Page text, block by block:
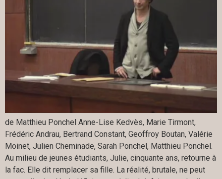
de Matthieu Ponchel Anne-Lise Kedvès, Marie Tirmont,
Frédéric Andrau, Bertrand Constant, Geoffroy Boutan, Valérie
Moinet, Julien Cheminade, Sarah Ponchel, Matthieu Ponchel.
Au milieu de jeunes étudiants, Julie, cinquante ans, retourne à
la fac. Elle dit remplacer sa fille. La réalité, brutale, ne peut